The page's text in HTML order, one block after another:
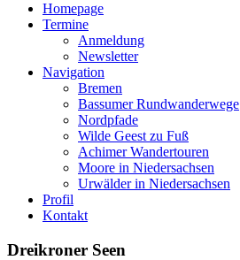
Homepage
Termine
Anmeldung
Newsletter
Navigation
Bremen
Bassumer Rundwanderwege
Nordpfade
Wilde Geest zu Fuß
Achimer Wandertouren
Moore in Niedersachsen
Urwälder in Niedersachsen
Profil
Kontakt
Dreikroner Seen